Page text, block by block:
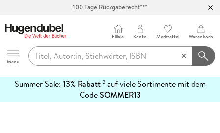
100 Tage Rückgaberecht***
Hugendubel
Menu
Filiale Konto Merkzettel Warenkorb
Summer Sale: 13% Rabatt12auf viele Sortimente mit dem
CodeSOMMER13
erfahren